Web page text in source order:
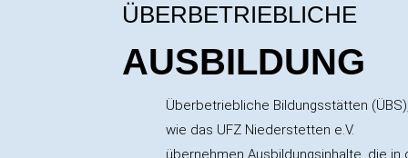
ÜBERBETRIEBLICHE
AUSBILDUNG
Überbetriebliche Bildungsstätten (ÜBS),
wie das UFZ Niederstetten e.V.
übernehmen Ausbildungsinhalte, die in